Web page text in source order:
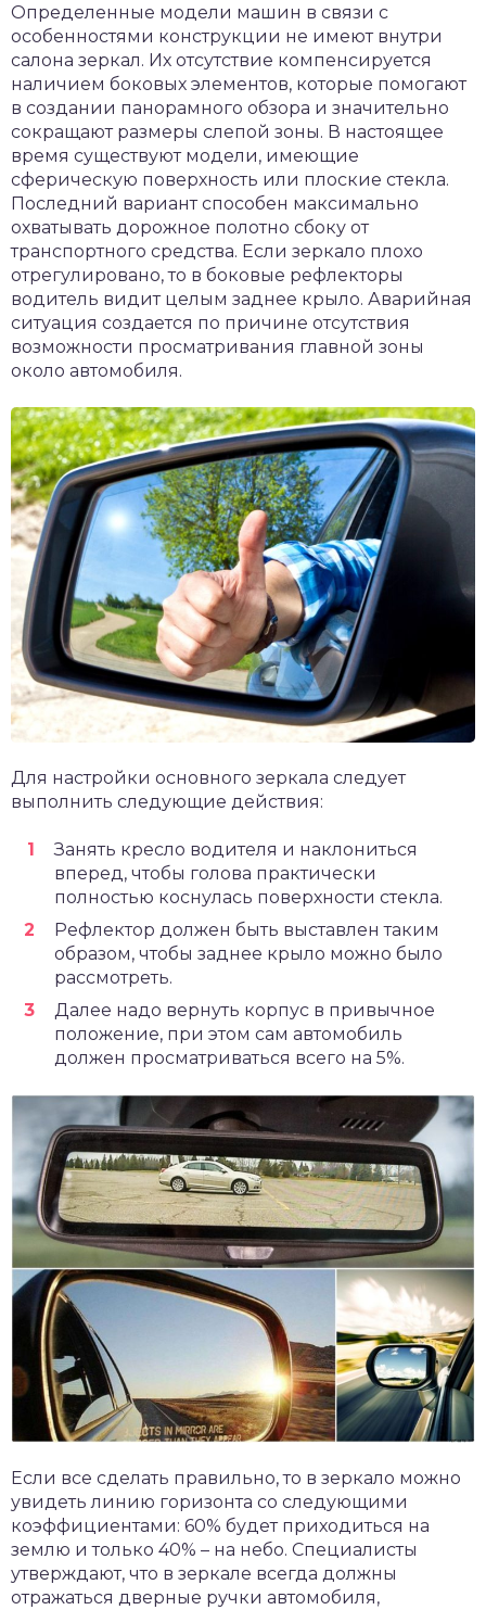
Определенные модели машин в связи с
особенностями конструкции не имеют внутри
салона зеркал. Их отсутствие компенсируется
наличием боковых элементов, которые помогают
в создании панорамного обзора и значительно
сокращают размеры слепой зоны. В настоящее
время существуют модели, имеющие
сферическую поверхность или плоские стекла.
Последний вариант способен максимально
охватывать дорожное полотно сбоку от
транспортного средства. Если зеркало плохо
отрегулировано, то в боковые рефлекторы
водитель видит целым заднее крыло. Аварийная
ситуация создается по причине отсутствия
возможности просматривания главной зоны
около автомобиля.
Для настройки основного зеркала следует
выполнить следующие действия:
Занять кресло водителя и наклониться
вперед, чтобы голова практически
полностью коснулась поверхности стекла.
Рефлектор должен быть выставлен таким
образом, чтобы заднее крыло можно было
рассмотреть.
Далее надо вернуть корпус в привычное
положение, при этом сам автомобиль
должен просматриваться всего на 5%.
Если все сделать правильно, то в зеркало можно
увидеть линию горизонта со следующими
коэффициентами: 60% будет приходиться на
землю и только 40% – на небо. Специалисты
утверждают, что в зеркале всегда должны
отражаться дверные ручки автомобиля,